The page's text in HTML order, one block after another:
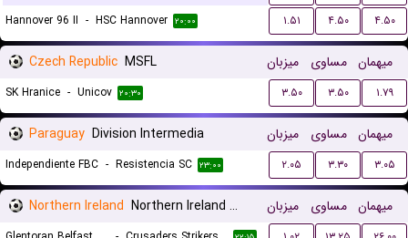
Hannover 96 II - HSC Hannover ۲۰:۰۰ ۱.۵۱ ۴.۵۰ ۴.۵۰
Czech Republic MSFL میزبان مساوی میهمان
SK Hranice - Unicov ۲۰:۳۰ ۳.۵۰ ۳.۵۰ ۱.۷۹
Paraguay Division Intermedia میزبان مساوی میهمان
Independiente FBC - Resistencia SC ۲۳:۰۰ ۲.۰۵ ۳.۳۰ ۳.۰۵
Northern Ireland Northern Ireland Premier League Women میزبان مساوی میهمان